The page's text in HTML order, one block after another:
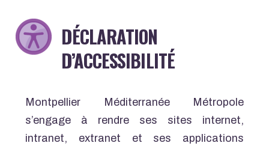
DÉCLARATION
D’ACCESSIBILITÉ
Montpellier Méditerranée Métropole
s’engage à rendre ses sites internet,
intranet, extranet et ses applications